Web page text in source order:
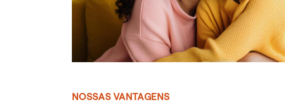
NOSSAS VANTAGENS